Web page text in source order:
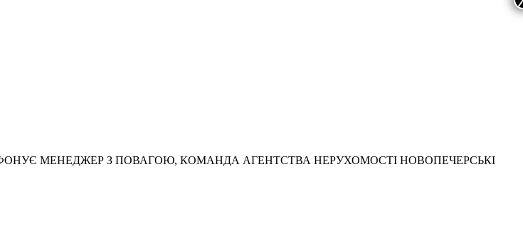
МЕНЕДЖЕР З ПОВАГОЮ, КОМАНДА АГЕНТСТВА НЕРУХОМОСТІ НОВОПЕЧЕРСЬКІ